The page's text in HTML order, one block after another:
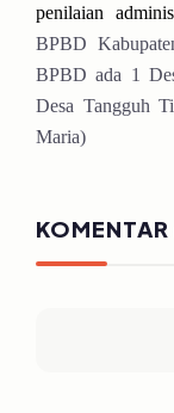
penilaian
BPBD
BPBD ada 1
Desa Tangguh
Maria)